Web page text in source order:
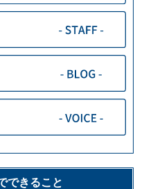
できること